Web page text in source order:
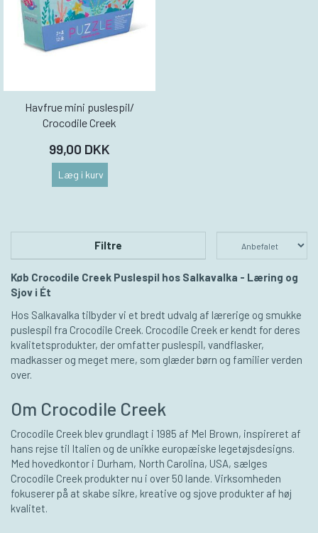
Havfrue mini puslespil/
Crocodile Creek
99,00 DKK
Læg i kurv
Filtre
Køb Crocodile Creek Puslespil hos Salkavalka - Læring og
Sjov i Ét
Hos Salkavalka tilbyder vi et bredt udvalg af lærerige og smukke
puslespil fra Crocodile Creek. Crocodile Creek er kendt for deres
kvalitetsprodukter, der omfatter puslespil, vandflasker,
madkasser og meget mere, som glæder børn og familier verden
over.
Om Crocodile Creek
Crocodile Creek blev grundlagt i 1985 af Mel Brown, inspireret af
hans rejse til Italien og de unikke europæiske legetøjsdesigns.
Med hovedkontor i Durham, North Carolina, USA, sælges
Crocodile Creek produkter nu i over 50 lande. Virksomheden
fokuserer på at skabe sikre, kreative og sjove produkter af høj
kvalitet.